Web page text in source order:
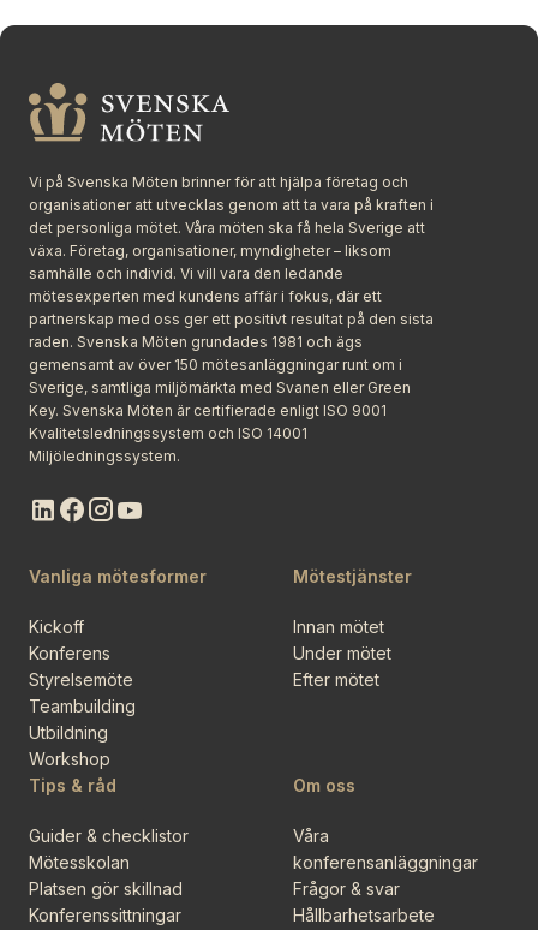
Vi på Svenska Möten brinner för att hjälpa företag och
organisationer att utvecklas genom att ta vara på kraften i
det personliga mötet. Våra möten ska få hela Sverige att
växa. Företag, organisationer, myndigheter – liksom
samhälle och individ. Vi vill vara den ledande
mötesexperten med kundens affär i fokus, där ett
partnerskap med oss ger ett positivt resultat på den sista
raden. Svenska Möten grundades 1981 och ägs
gemensamt av över 150 mötesanläggningar runt om i
Sverige, samtliga miljömärkta med Svanen eller Green
Key. Svenska Möten är certifierade enligt ISO 9001
Kvalitetsledningssystem och ISO 14001
Miljöledningssystem.
Vanliga mötesformer
Kickoff
Konferens
Styrelsemöte
Teambuilding
Utbildning
Workshop
Mötestjänster
Innan mötet
Under mötet
Efter mötet
Tips & råd
Guider & checklistor
Mötesskolan
Platsen gör skillnad
Konferenssittningar
Om oss
Våra
konferensanläggningar
Frågor & svar
Hållbarhetsarbete